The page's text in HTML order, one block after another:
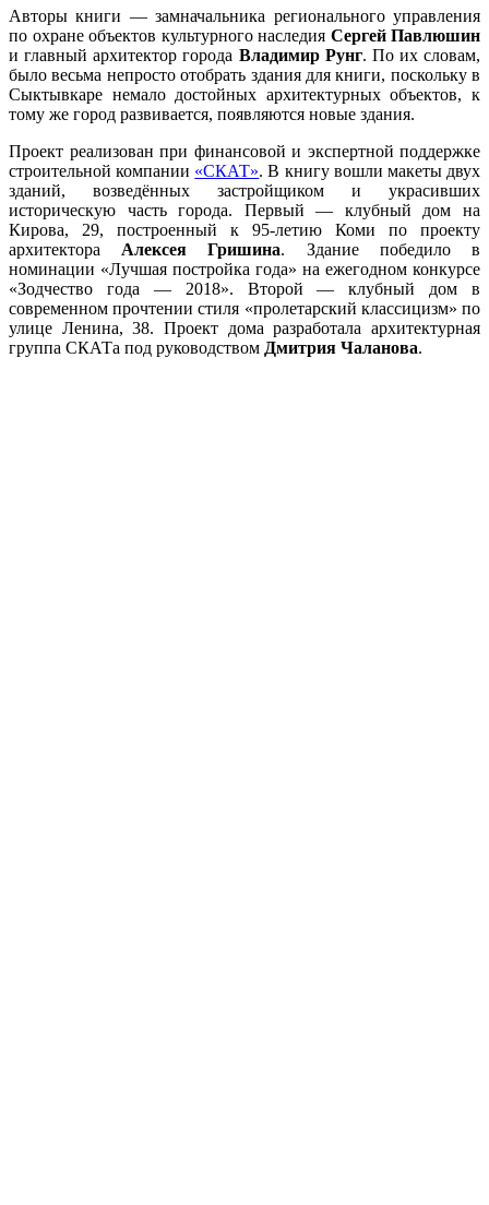
Авторы книги — замначальника регионального управления
по охране объектов культурного наследия Сергей Павлюшин
и главный архитектор города Владимир Рунг. По их словам,
было весьма непросто отобрать здания для книги, поскольку в
Сыктывкаре немало достойных архитектурных объектов, к
тому же город развивается, появляются новые здания.
Проект реализован при финансовой и экспертной поддержке
строительной компании «СКАТ». В книгу вошли макеты двух
зданий, возведённых застройщиком и украсивших
историческую часть города. Первый — клубный дом на
Кирова, 29, построенный к 95-летию Коми по проекту
архитектора Алексея Гришина. Здание победило в
номинации «Лучшая постройка года» на ежегодном конкурсе
«Зодчество года — 2018». Второй — клубный дом в
современном прочтении стиля «пролетарский классицизм» по
улице Ленина, 38. Проект дома разработала архитектурная
группа СКАТа под руководством Дмитрия Чаланова.